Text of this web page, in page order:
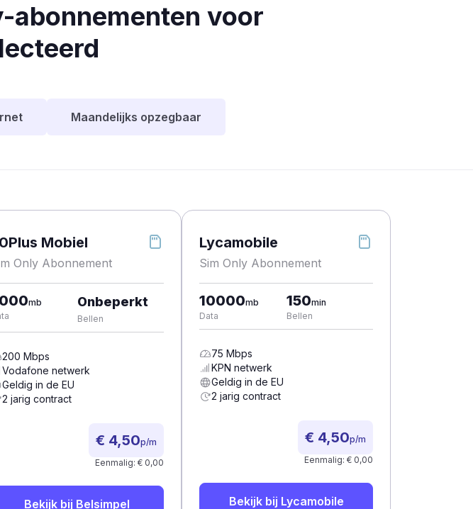
abonnementen voor
Maandelijks opzegbaar
Mobiel
Only Abonnement
mb
Onbeperkt
Bellen
200 Mbps
Vodafone netwerk
Geldig in de EU
2 jarig contract
€ 4,50p/m
Eenmalig: € 0,00
Bekijk bij Belsimpel
Lycamobile
Sim Only Abonnement
10000mb
Data
150min
Bellen
75 Mbps
KPN netwerk
Geldig in de EU
2 jarig contract
€ 4,50p/m
Eenmalig: € 0,00
Bekijk bij Lycamobile